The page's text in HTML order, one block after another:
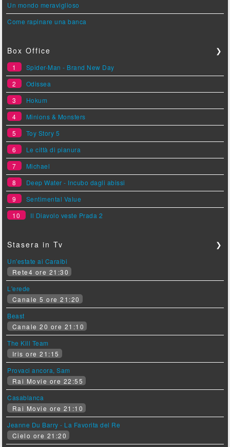
Un mondo meraviglioso
Come rapinare una banca
Box Office ❯
1
Spider-Man - Brand New Day
2
Odissea
3
Hokum
4
Minions & Monsters
5
Toy Story 5
6
Le città di pianura
7
Michael
8
Deep Water - Incubo dagli abissi
9
Sentimental Value
10
Il Diavolo veste Prada 2
Stasera in Tv ❯
Un'estate ai Caraibi
Rete4 ore 21:30
L'erede
Canale 5 ore 21:20
Beast
Canale 20 ore 21:10
The Kill Team
Iris ore 21:15
Provaci ancora, Sam
Rai Movie ore 22:55
Casablanca
Rai Movie ore 21:10
Jeanne Du Barry - La Favorita del Re
Cielo ore 21:20